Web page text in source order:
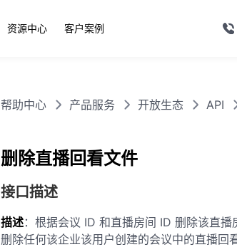
资源中心 客户案例
帮助中心 产品服务 开放生态 API
删除直播回看文件
接口描述
描述：根据会议 ID 和直播房间 ID 删除该直
删除任何该企业该用户创建的会议中的直播回